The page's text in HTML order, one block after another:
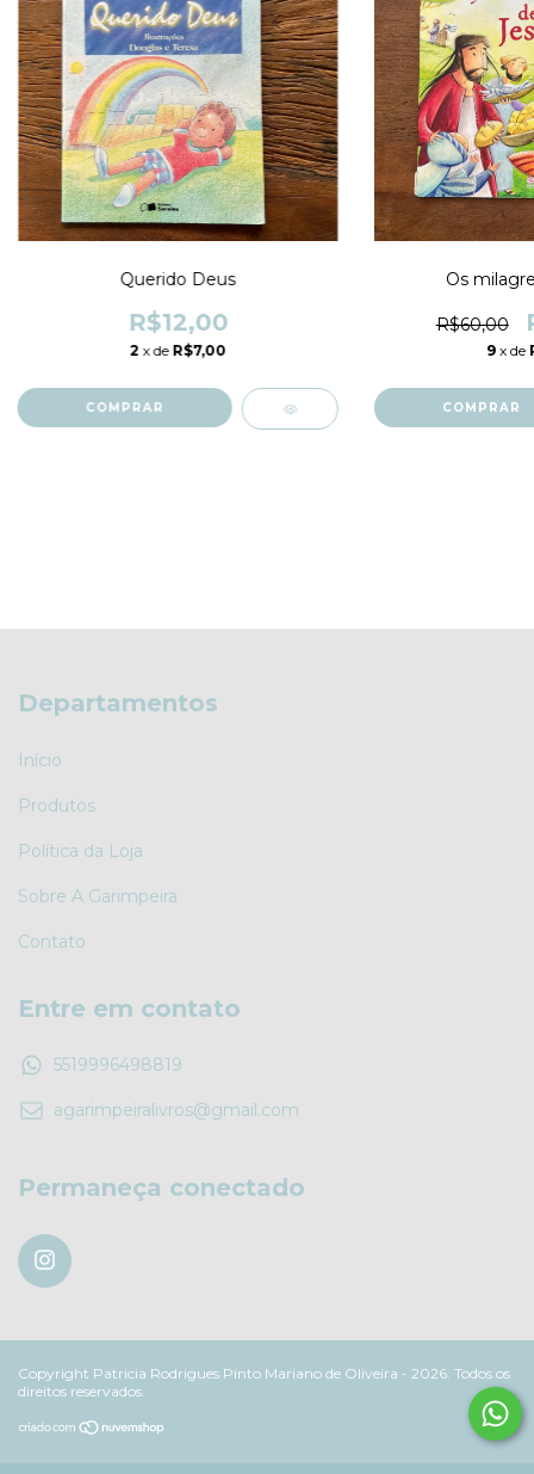
Querido Deus
R$12,00
2 x de R$7,00
Os
R$60,00
9 x de
Departamentos
Início
Produtos
Política da Loja
Sobre A Garimpeira
Contato
Entre em contato
5519996498819
agarimpeiralivros@gmail.com
Permaneça conectado
Copyright Patricia Rodrigues Pinto Mariano de Oliveira - 2026. Todos os
direitos reservados.